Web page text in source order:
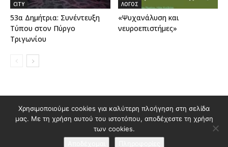
CITY
53α Δημήτρια: Συνέντευξη
Τύπου στον Πύργο
Τριγωνίου
ΛΟΓΟΣ
«Ψυχανάλυση και
νευροεπιστήμες»
Διαφημιστείτε στο Polis Magazino
Όροι χρήσης & Πολιτική Προστασίας Προσωπικών Δεδομένων
Επικοινωνία
Χρησιμοποιούμε cookies για καλύτερη πλοήγηση στη σελίδα
μας. Με τη χρήση αυτού του ιστοτόπου, αποδέχεστε τη χρήση
των cookies.